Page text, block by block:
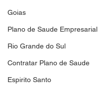
Goias
Plano de Saude Empresarial
Rio Grande do Sul
Contratar Plano de Saude
Espirito Santo